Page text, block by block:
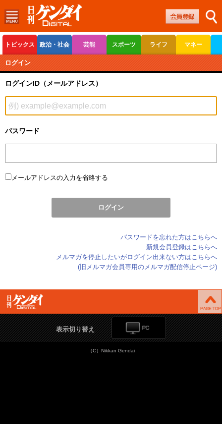
トピックス 政治・社会 芸能 スポーツ ライフ マネー
ボートレース
ログイン
ログインID（メールアドレス）
パスワード
メールアドレスの入力を省略する
パスワードを忘れた方はこちらへ
新規会員登録はこちらへ
メルマガを停止したいがログイン出来ない方はこちらへ
(旧メルマガ会員専用のメルマガ配信停止ページ)
表示切り替え
（C）Nikkan Gendai